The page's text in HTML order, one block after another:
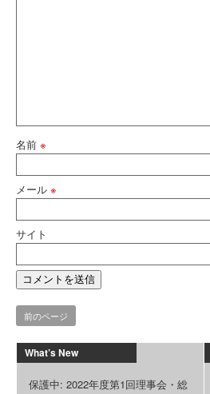
名前 ※
メール ※
サイト
前のページ
What’s New
保護中: 2022年度第1回理事会・総